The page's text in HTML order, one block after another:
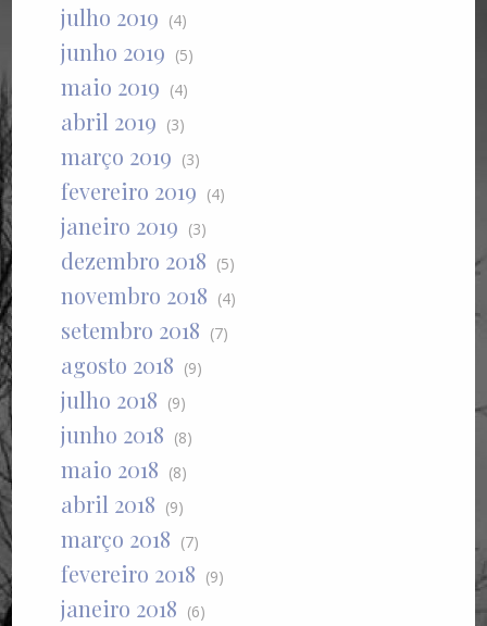
julho 2019 (4)
junho 2019 (5)
maio 2019 (4)
abril 2019 (3)
março 2019 (3)
fevereiro 2019 (4)
janeiro 2019 (3)
dezembro 2018 (5)
novembro 2018 (4)
setembro 2018 (7)
agosto 2018 (9)
julho 2018 (9)
junho 2018 (8)
maio 2018 (8)
abril 2018 (9)
março 2018 (7)
fevereiro 2018 (9)
janeiro 2018 (6)